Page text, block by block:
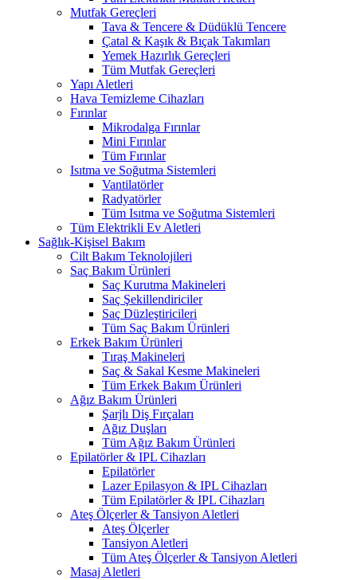
Mutfak Gereçleri
Tava & Tencere & Düdüklü Tencere
Çatal & Kaşık & Bıçak Takımları
Yemek Hazırlık Gereçleri
Tüm Mutfak Gereçleri
Yapı Aletleri
Hava Temizleme Cihazları
Fırınlar
Mikrodalga Fırınlar
Mini Fırınlar
Tüm Fırınlar
Isıtma ve Soğutma Sistemleri
Vantilatörler
Radyatörler
Tüm Isıtma ve Soğutma Sistemleri
Tüm Elektrikli Ev Aletleri
Sağlık-Kişisel Bakım
Cilt Bakım Teknolojileri
Saç Bakım Ürünleri
Saç Kurutma Makineleri
Saç Şekillendiriciler
Saç Düzleştiricileri
Tüm Saç Bakım Ürünleri
Erkek Bakım Ürünleri
Tıraş Makineleri
Saç & Sakal Kesme Makineleri
Tüm Erkek Bakım Ürünleri
Ağız Bakım Ürünleri
Şarjlı Diş Fırçaları
Ağız Duşları
Tüm Ağız Bakım Ürünleri
Epilatörler & IPL Cihazları
Epilatörler
Lazer Epilasyon & IPL Cihazları
Tüm Epilatörler & IPL Cihazları
Ateş Ölçerler & Tansiyon Aletleri
Ateş Ölçerler
Tansiyon Aletleri
Tüm Ateş Ölçerler & Tansiyon Aletleri
Masaj Aletleri